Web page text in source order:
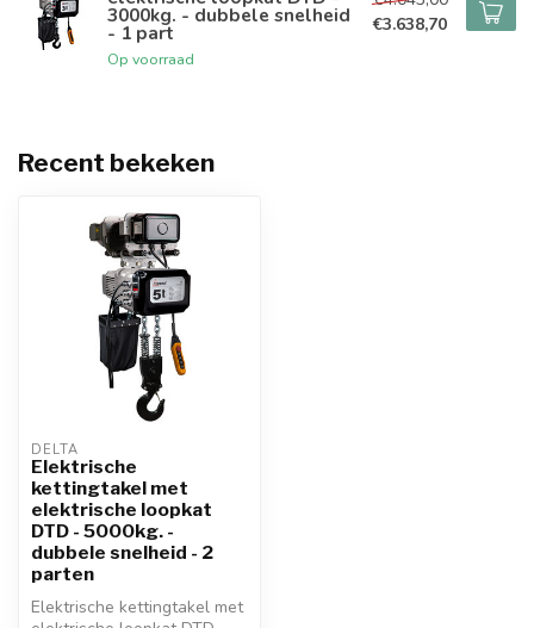
3000kg. - dubbele snelheid
- 1 part
Op voorraad
€3.638,70
Recent bekeken
DELTA
Elektrische
kettingtakel met
elektrische loopkat
DTD - 5000kg. -
dubbele snelheid - 2
parten
Elektrische kettingtakel met